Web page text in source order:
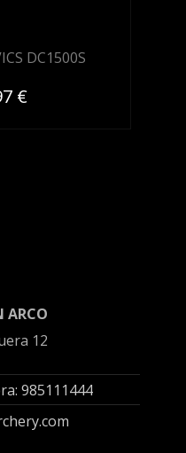
DC1500S
€
ARCO
12
985111444